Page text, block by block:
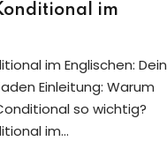
im
im Englischen: Dein
Einleitung: Warum
so wichtig?
im…